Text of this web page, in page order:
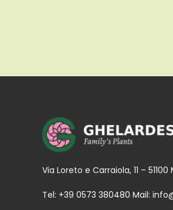
Via Loreto e Carraiola, 11 –
Tel: +39 0573 380480 Mail: